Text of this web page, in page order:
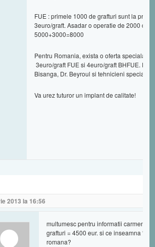
FUE : primele 1000 de grafturi sunt la
3euro/graft. Asadar o operatie de 2000 de
5000+3000=8000
Pentru Romania, exista o oferta speciala
3euro/graft FUE si 4euro/graft BHFUE.
Bisanga, Dr. Beyroul si tehnicieni
Va urez tuturor un implant de calitate!
2013 la 16:56
multumesc pentru informatii carmen.
grafturi = 4500 eur. si ce inseamna
romana?